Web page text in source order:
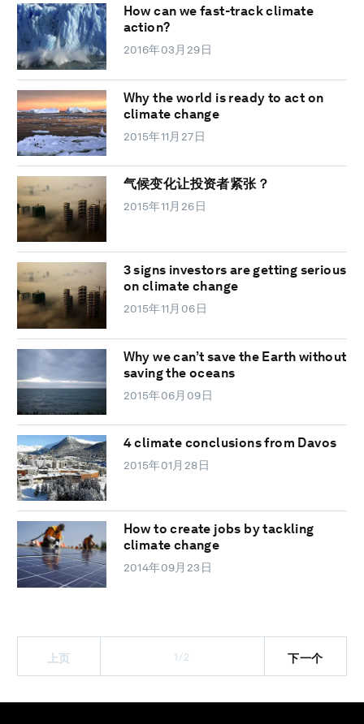
How can we fast-track climate
action?
2016年03月29日
Why the world is ready to act on
climate change
2015年11月27日
气候变化让投资者紧张？
2015年11月26日
3 signs investors are getting serious
on climate change
2015年11月06日
Why we can’t save the Earth without
saving the oceans
2015年06月09日
4 climate conclusions from Davos
2015年01月28日
How to create jobs by tackling
climate change
2014年09月23日
上页 1/2 下一个